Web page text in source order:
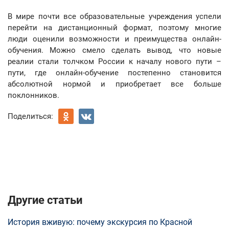
В мире почти все образовательные учреждения успели
перейти на дистанционный формат, поэтому многие
люди оценили возможности и преимущества онлайн-
обучения. Можно смело сделать вывод, что новые
реалии стали толчком России к началу нового пути –
пути, где онлайн-обучение постепенно становится
абсолютной нормой и приобретает все больше
поклонников.
Поделиться:
Другие статьи
История вживую: почему экскурсия по Красной